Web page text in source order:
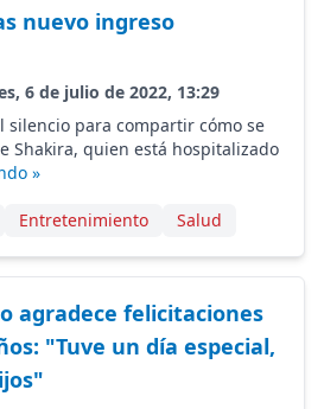
nuevo ingreso
6 de julio de 2022, 13:29
silencio para compartir cómo se
Shakira, quien está hospitalizado
»
Entretenimiento Salud
agradece felicitaciones
"Tuve un día especial,